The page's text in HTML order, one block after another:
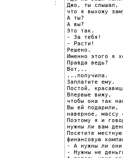
Джо, ты слышал,
что я выхожу
А ты?
А вы?
Это так.
- За тебя!
- Расти!
Решено.
Именно этого я
Правда ведь?
Вот,..
...получила.
Заплатите ему.
Постой,
Впервые вижу,
чтобы она так
Вы ей подарили,
наверное, массу
Поэтому я и
нужны ли вам
Посетите местную
финансовую
- А нужны ли они
- Нужны не